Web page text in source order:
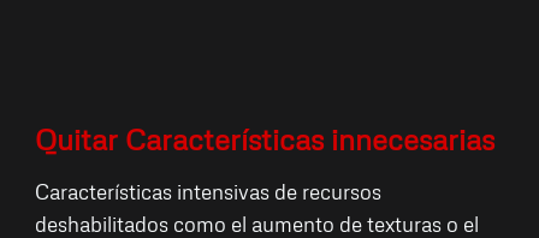
Quitar Características innecesarias
Características intensivas de recursos
deshabilitados como el aumento de texturas o el